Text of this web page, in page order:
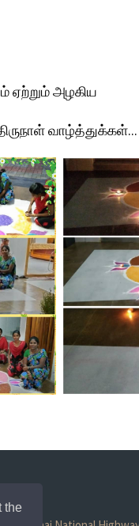
the
ஏற்றும் அழகிய
வாழ்த்துக்கள்...